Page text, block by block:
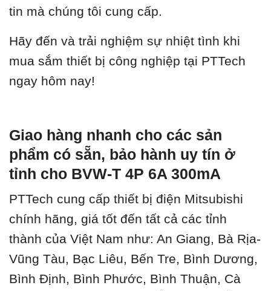
tin mà chúng tôi cung cấp.
Hãy đến và trải nghiệm sự nhiệt tình khi
mua sắm thiết bị công nghiệp tại PTTech
ngay hôm nay!
Giao hàng nhanh cho các sản
phẩm có sẵn, bảo hành uy tín ở
tỉnh cho BVW-T 4P 6A 300mA
PTTech cung cấp thiết bị điện Mitsubishi
chính hãng, giá tốt đến tất cả các tỉnh
thành của Việt Nam như: An Giang, Bà Rịa-
Vũng Tàu, Bạc Liêu, Bến Tre, Bình Dương,
Bình Định, Bình Phước, Bình Thuận, Cà